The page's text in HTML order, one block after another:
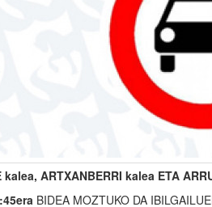
kalea, ARTXANBERRI kalea ETA
BIDEA MOZTUKO DA